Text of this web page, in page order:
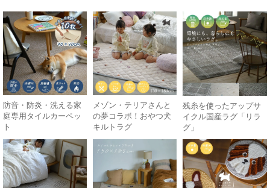
防音・防炎・洗える家
庭専用タイルカーペッ
ト
メゾン・テリアさんと
の夢コラボ！おやつ犬
キルトラグ
残糸を使ったアップサ
イクル国産ラグ「リラ
グ」